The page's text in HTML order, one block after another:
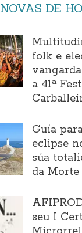
NOVAS DE
folk e
a 41ª
Guía
eclipse
súa
da Morte
seu I